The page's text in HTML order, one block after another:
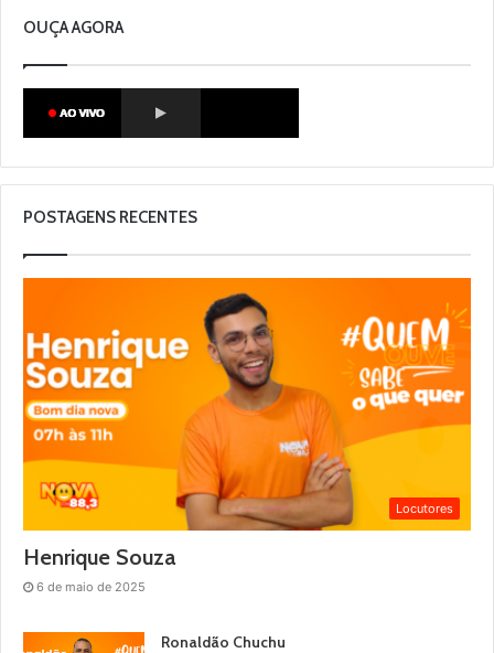
OUÇA AGORA
POSTAGENS RECENTES
Locutores
Henrique Souza
6 de maio de 2025
Ronaldão Chuchu